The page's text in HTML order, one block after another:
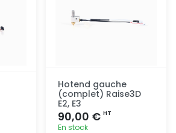
Hotend gauche
(complet) Raise3D
E2, E3
90,00 € HT
En stock